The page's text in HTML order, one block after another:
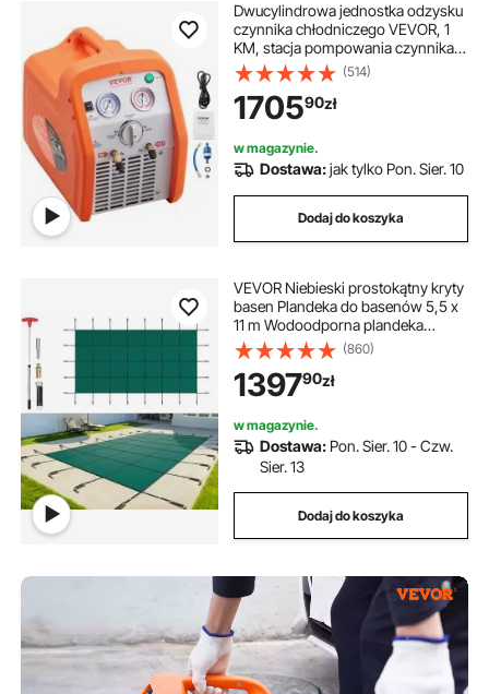
Dwucylindrowa jednostka odzysku
czynnika chłodniczego VEVOR, 1
KM, stacja pompowania czynnika
chłodniczego 220–240 V, 7,7
funta/min
(514)
170590zł
w magazynie.
Dostawa:jak tylko Pon. Sier. 10
Dodaj do koszyka
VEVOR Niebieski prostokątny kryty
basen Plandeka do basenów 5,5 x
11 m Wodoodporna plandeka
basenowa
(860)
139790zł
w magazynie.
Dostawa: Pon. Sier. 10 - Czw.
Sier. 13
Dodaj do koszyka